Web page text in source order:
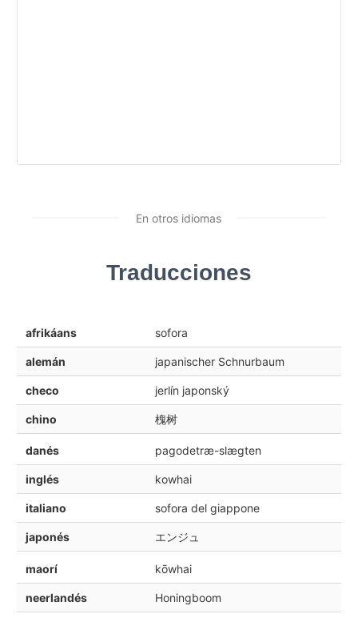
En otros idiomas
Traducciones
afrikáans sofora
alemán japanischer Schnurbaum
checo jerlín japonský
chino 槐树
danés pagodetræ-slægten
inglés kowhai
italiano sofora del giappone
japonés エンジュ
maorí kōwhai
neerlandés Honingboom